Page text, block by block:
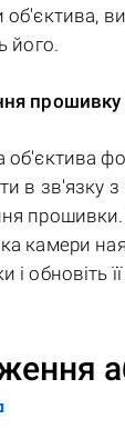
його.
прошивку
об'єктива
в зв'язку з
прошивки.
камери
і обновіть